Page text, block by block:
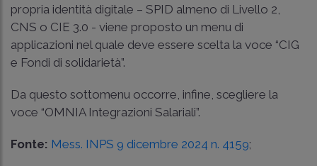
propria identità digitale – SPID almeno di Livello 2,
CNS o CIE 3.0 - viene proposto un menu di
applicazioni nel quale deve essere scelta la voce “CIG
e Fondi di solidarietà”.
Da questo sottomenu occorre, infine, scegliere la
voce “OMNIA Integrazioni Salariali”.
Fonte: Mess. INPS 9 dicembre 2024 n. 4159;